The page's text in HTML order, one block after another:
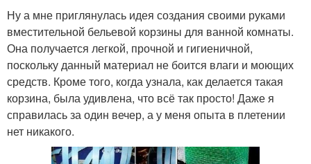
Ну а мне приглянулась идея создания своими руками
вместительной бельевой корзины для ванной комнаты.
Она получается легкой, прочной и гигиеничной,
поскольку данный материал не боится влаги и моющих
средств. Кроме того, когда узнала, как делается такая
корзина, была удивлена, что всё так просто! Даже я
справилась за один вечер, а у меня опыта в плетении
нет никакого.